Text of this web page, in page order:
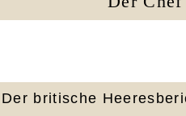
Der britische